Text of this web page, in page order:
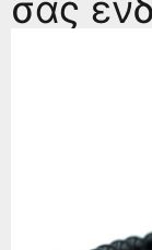
σας